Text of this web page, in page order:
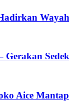
Gerakan
Aice